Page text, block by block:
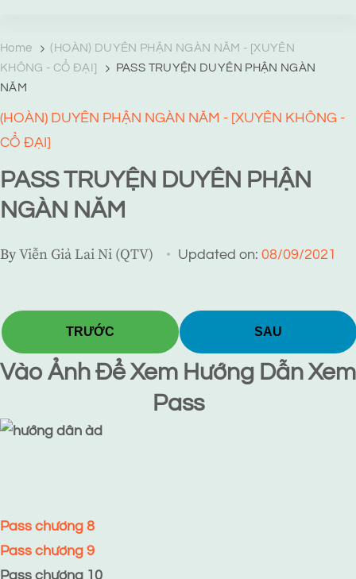
Home
(HOÀN) DUYÊN PHẬN NGÀN NĂM - [XUYÊN
KHÔNG - CỔ ĐẠI]
PASS TRUYỆN DUYÊN PHẬN NGÀN
NĂM
(HOÀN) DUYÊN PHẬN NGÀN NĂM - [XUYÊN KHÔNG -
CỔ ĐẠI]
PASS TRUYỆN DUYÊN PHẬN
NGÀN NĂM
ByViễn Giả Lai Ni (QTV) Updated on: 08/09/2021
TRƯỚC SAU
Vào Ảnh Để Xem Hướng Dẫn Xem
Pass
Pass chương 8
Pass chương 9
Pass chương 10